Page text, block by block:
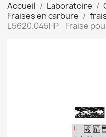
Accueil Laboratoire
Fraises en carbure
L5620.045HP - Fraise